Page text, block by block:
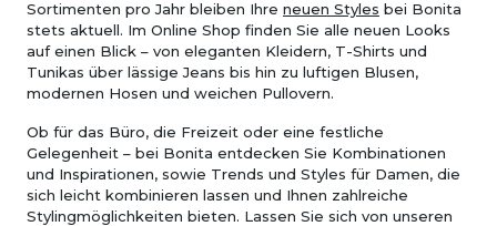
Sortimenten pro Jahr bleiben Ihre neuen Styles bei Bonita
stets aktuell. Im Online Shop finden Sie alle neuen Looks
auf einen Blick – von eleganten Kleidern, T-Shirts und
Tunikas über lässige Jeans bis hin zu luftigen Blusen,
modernen Hosen und weichen Pullovern.
Ob für das Büro, die Freizeit oder eine festliche
Gelegenheit – bei Bonita entdecken Sie Kombinationen
und Inspirationen, sowie Trends und Styles für Damen, die
sich leicht kombinieren lassen und Ihnen zahlreiche
Stylingmöglichkeiten bieten. Lassen Sie sich von unseren